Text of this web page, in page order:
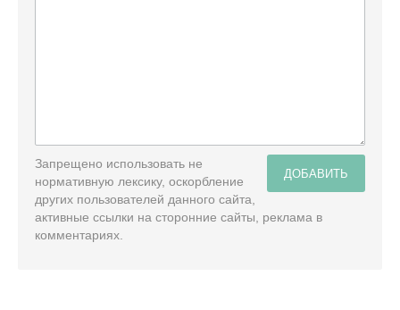
ДОБАВИТЬ
Запрещено использовать не
нормативную лексику, оскорбление
других пользователей данного сайта,
активные ссылки на сторонние сайты, реклама в
комментариях.